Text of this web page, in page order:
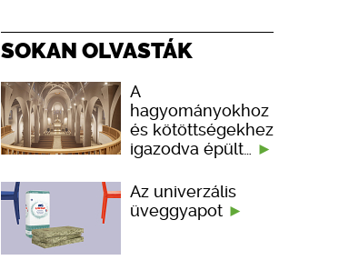
SOKAN OLVASTÁK
A
hagyományokhoz
és kötöttségekhez
igazodva épült…
Az univerzális
üveggyapot